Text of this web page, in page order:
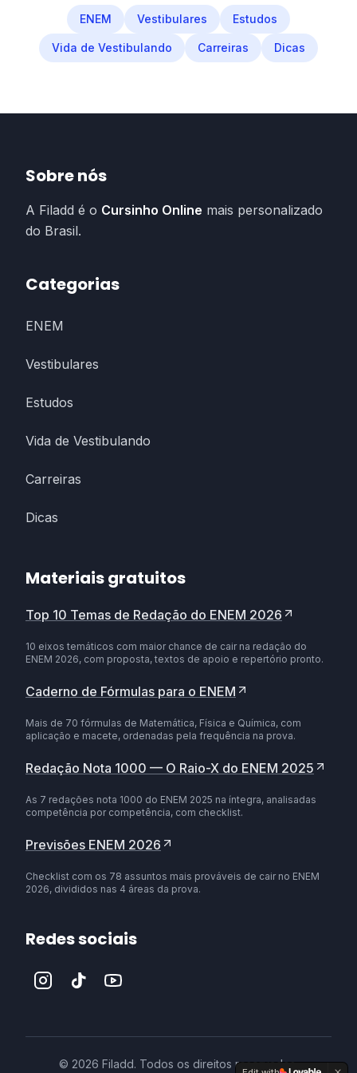
ENEM Vestibulares Estudos
Vida de Vestibulando Carreiras Dicas
Sobre nós
A Filadd é o Cursinho Online mais personalizado
do Brasil.
Categorias
ENEM
Vestibulares
Estudos
Vida de Vestibulando
Carreiras
Dicas
Materiais gratuitos
Top 10 Temas de Redação do ENEM 2026
10 eixos temáticos com maior chance de cair na redação do
ENEM 2026, com proposta, textos de apoio e repertório pronto.
Caderno de Fórmulas para o ENEM
Mais de 70 fórmulas de Matemática, Física e Química, com
aplicação e macete, ordenadas pela frequência na prova.
Redação Nota 1000 — O Raio-X do ENEM 2025
As 7 redações nota 1000 do ENEM 2025 na íntegra, analisadas
competência por competência, com checklist.
Previsões ENEM 2026
Checklist com os 78 assuntos mais prováveis de cair no ENEM
2026, divididos nas 4 áreas da prova.
Redes sociais
© 2026 Filadd. Todos os direitos reservados.